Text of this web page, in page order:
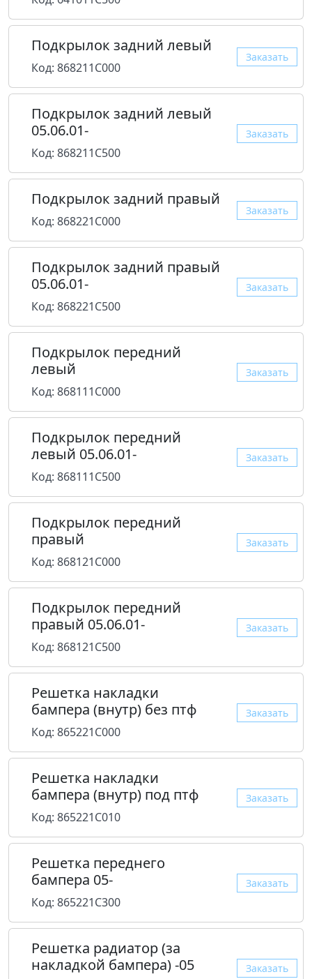
Подкрылок задний левый
Код: 868211C000
Заказать
Подкрылок задний левый
05.06.01-
Код: 868211C500
Заказать
Подкрылок задний правый
Код: 868221C000
Заказать
Подкрылок задний правый
05.06.01-
Код: 868221C500
Заказать
Подкрылок передний
левый
Код: 868111C000
Заказать
Подкрылок передний
левый 05.06.01-
Код: 868111C500
Заказать
Подкрылок передний
правый
Код: 868121C000
Заказать
Подкрылок передний
правый 05.06.01-
Код: 868121C500
Заказать
Решетка накладки
бампера (внутр) без птф
Код: 865221C000
Заказать
Решетка накладки
бампера (внутр) под птф
Код: 865221C010
Заказать
Решетка переднего
бампера 05-
Код: 865221C300
Заказать
Решетка радиатор (за
накладкой бампера) -05
Заказать